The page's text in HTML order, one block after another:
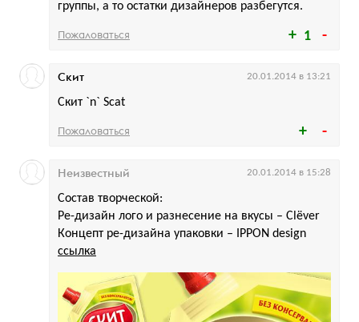
1
группы, а то остатки дизайнеров разбегутся.
Пожаловаться
Скит `n` Scat
Скит 20.01.2014 в 13:21
Пожаловаться
Состав творческой:
Ре-дизайн лого и разнесение на вкусы – Clёver
Концепт ре-дизайна упаковки – IPPON design
ссылка
Неизвестный 20.01.2014 в 15:28